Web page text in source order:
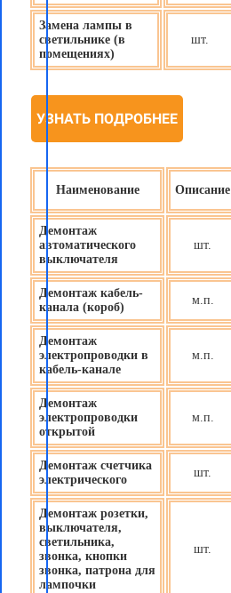
Замена лампы в
светильнике (в
помещениях)
шт.
УЗНАТЬ ПОДРОБНЕЕ
Наименование Описание
Демонтаж
автоматического
выключателя
шт.
Демонтаж кабель-
канала (короб)
м.п.
Демонтаж
электропроводки в
кабель-канале
м.п.
Демонтаж
электропроводки
открытой
м.п.
Демонтаж счетчика
электрического
шт.
Демонтаж розетки,
выключателя,
светильника,
звонка, кнопки
звонка, патрона для
лампочки
шт.